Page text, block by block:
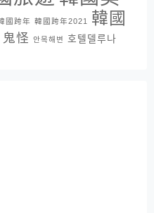
國跨年 韓國跨年2021
韓國
鬼怪 안목해변 호텔델루나